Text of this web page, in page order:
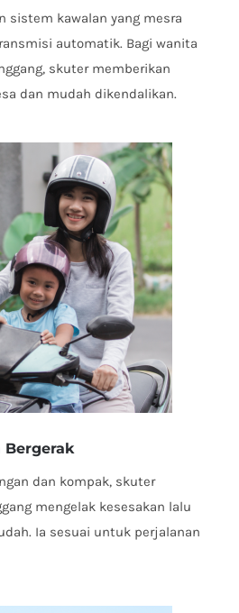
sistem kawalan yang mesra
automatik. Bagi wanita
skuter memberikan
dan mudah dikendalikan.
Bergerak
dan kompak, skuter
mengelak kesesakan lalu
Ia sesuai untuk perjalanan